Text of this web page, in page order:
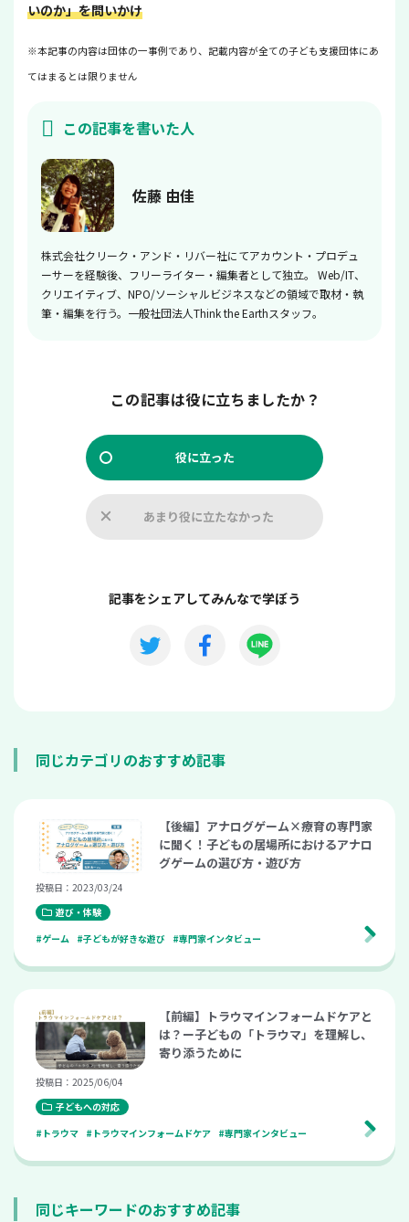
いのか」を問いかけ
※本記事の内容は団体の一事例であり、記載内容が全ての子ども支援団体にあ
てはまるとは限りません
この記事を書いた人
佐藤 由佳
株式会社クリーク・アンド・リバー社にてアカウント・プロデュ
ーサーを経験後、フリーライター・編集者として独立。 Web/IT、
クリエイティブ、NPO/ソーシャルビジネスなどの領域で取材・執
筆・編集を行う。一般社団法人Think the Earthスタッフ。
この記事は役に立ちましたか？
役に立った
あまり役に立たなかった
記事をシェアしてみんなで学ぼう
同じカテゴリのおすすめ記事
【後編】アナログゲーム×療育の専門家
に聞く！子どもの居場所におけるアナロ
グゲームの選び方・遊び方
投稿日：2023/03/24
遊び・体験
#ゲーム
#子どもが好きな遊び #専門家インタビュー
【前編】トラウマインフォームドケアと
は？ー子どもの「トラウマ」を理解し、
寄り添うために
投稿日：2025/06/04
子どもへの対応
#トラウマ
#トラウマインフォームドケア #専門家インタビュー
同じキーワードのおすすめ記事